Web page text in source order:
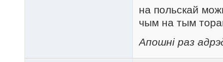
на польскай
чым на тым
Апошні раз